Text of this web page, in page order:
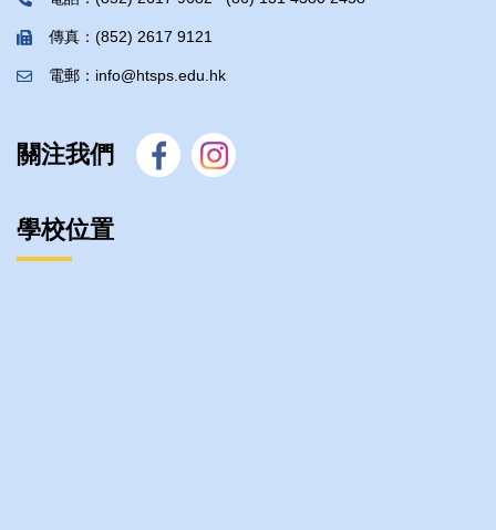
傳真：(852) 2617 9121
電郵：info@htsps.edu.hk
關注我們
學校位置